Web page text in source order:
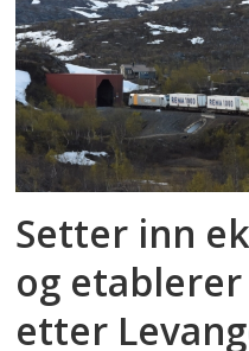
Setter inn
og
etter